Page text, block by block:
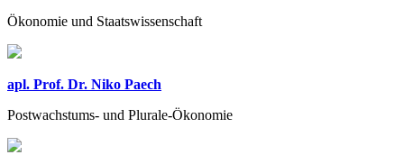
Ökonomie und Staatswissenschaft
apl. Prof. Dr. Niko Paech
Postwachstums- und Plurale-Ökonomie